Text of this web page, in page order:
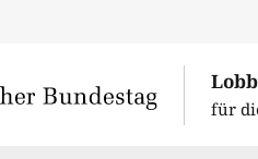
für